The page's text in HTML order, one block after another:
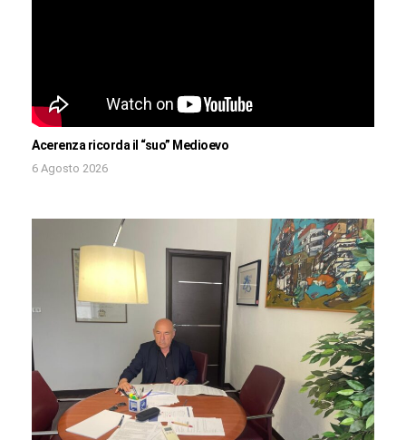
Acerenza ricorda il “suo” Medioevo
6 Agosto 2026